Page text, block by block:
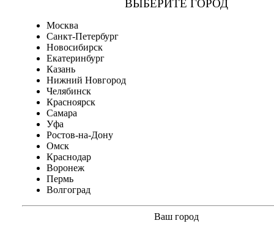
ВЫБЕРИТЕ ГОРОД
Москва
Санкт-Петербург
Новосибирск
Екатеринбург
Казань
Нижний Новгород
Челябинск
Красноярск
Самара
Уфа
Ростов-на-Дону
Омск
Краснодар
Воронеж
Пермь
Волгоград
Ваш город